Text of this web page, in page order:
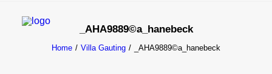
_AHA9889©a_hanebeck
Home Villa Gauting _AHA9889©a_hanebeck